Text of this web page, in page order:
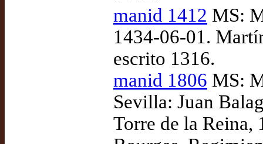
manid 1412 MS:
1434-06-01.
escrito 1316.
manid 1806 MS:
Sevilla: Juan
Torre de la Reina,